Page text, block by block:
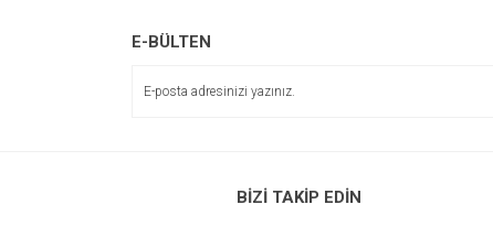
E-BÜLTEN
BİZİ TAKİP EDİN